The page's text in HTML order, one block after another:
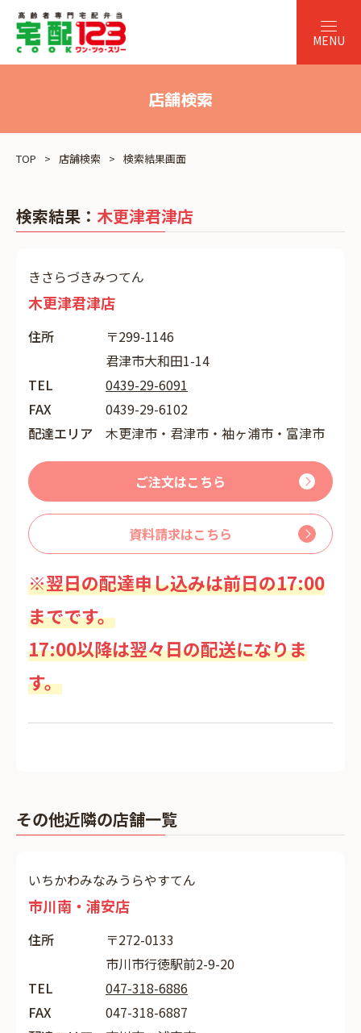
店舗検索
TOP 店舗検索 検索結果画面
検索結果： 木更津君津店
きさらづきみつてん
木更津君津店
住所
〒299-1146
君津市大和田1-14
TEL
0439-29-6091
FAX
0439-29-6102
配達エリア
木更津市・君津市・袖ヶ浦市・富津市
ご注文はこちら
資料請求はこちら
※翌日の配達申し込みは前日の17:00
までです。
17:00以降は翌々日の配送になりま
す。
その他近隣の店舗一覧
いちかわみなみうらやすてん
市川南・浦安店
住所
〒272-0133
市川市行徳駅前2-9-20
TEL
047-318-6886
FAX
047-318-6887